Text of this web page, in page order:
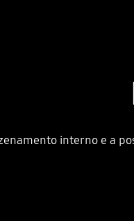
interno e a